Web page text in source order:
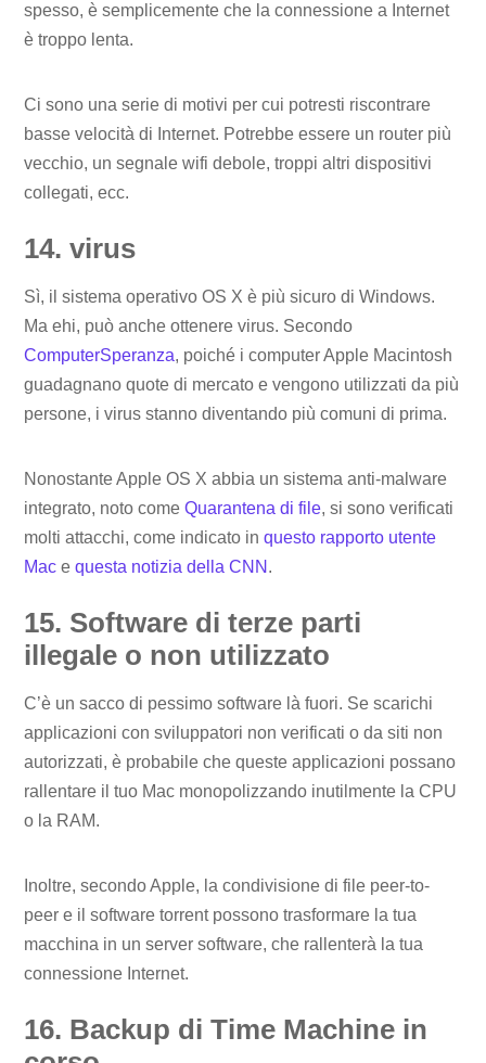
spesso, è semplicemente che la connessione a Internet
è troppo lenta.
Ci sono una serie di motivi per cui potresti riscontrare
basse velocità di Internet. Potrebbe essere un router più
vecchio, un segnale wifi debole, troppi altri dispositivi
collegati, ecc.
14. virus
Sì, il sistema operativo OS X è più sicuro di Windows.
Ma ehi, può anche ottenere virus. Secondo
ComputerSperanza, poiché i computer Apple Macintosh
guadagnano quote di mercato e vengono utilizzati da più
persone, i virus stanno diventando più comuni di prima.
Nonostante Apple OS X abbia un sistema anti-malware
integrato, noto comeQuarantena di file, si sono verificati
molti attacchi, come indicato inquesto rapporto utente
Mac equesta notizia della CNN .
15. Software di terze parti
illegale o non utilizzato
C’è un sacco di pessimo software là fuori. Se scarichi
applicazioni con sviluppatori non verificati o da siti non
autorizzati, è probabile che queste applicazioni possano
rallentare il tuo Mac monopolizzando inutilmente la CPU
o la RAM.
Inoltre, secondo Apple, la condivisione di file peer-to-
peer e il software torrent possono trasformare la tua
macchina in un server software, che rallenterà la tua
connessione Internet.
16. Backup di Time Machine in